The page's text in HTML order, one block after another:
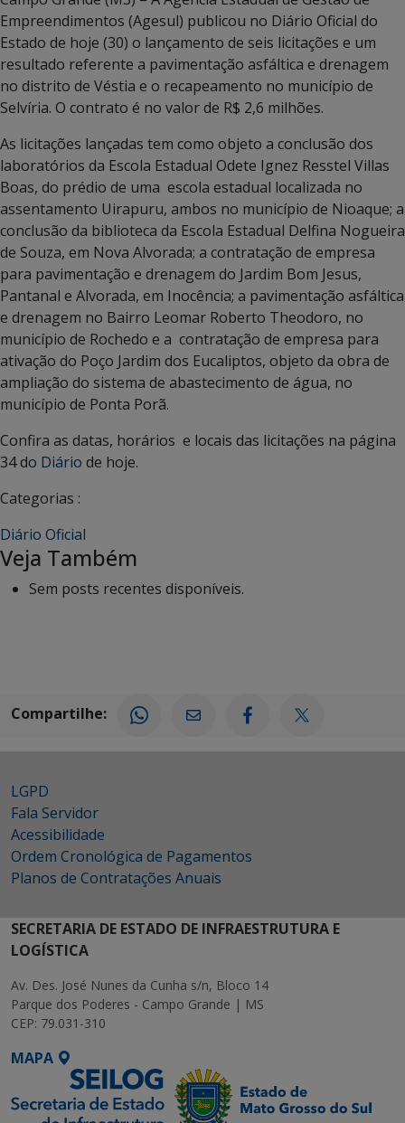
Empreendimentos (Agesul) publicou no Diário Oficial do
Estado de hoje (30) o lançamento de seis licitações e um
resultado referente a pavimentação asfáltica e drenagem
no distrito de Véstia e o recapeamento no município de
Selvíria. O contrato é no valor de R$ 2,6 milhões.
As licitações lançadas tem como objeto a conclusão dos
laboratórios da Escola Estadual Odete Ignez Resstel Villas
Boas, do prédio de uma escola estadual localizada no
assentamento Uirapuru, ambos no município de Nioaque; a
conclusão da biblioteca da Escola Estadual Delfina Nogueira
de Souza, em Nova Alvorada; a contratação de empresa
para pavimentação e drenagem do Jardim Bom Jesus,
Pantanal e Alvorada, em Inocência; a pavimentação asfáltica
e drenagem no Bairro Leomar Roberto Theodoro, no
município de Rochedo e a contratação de empresa para
ativação do Poço Jardim dos Eucaliptos, objeto da obra de
ampliação do sistema de abastecimento de água, no
município de Ponta Porã.
Confira as datas, horários e locais das licitações na página
34 do Diário de hoje.
Categorias :
Diário Oficial
Veja Também
Sem posts recentes disponíveis.
Compartilhe:
LGPD
Fala Servidor
Acessibilidade
Ordem Cronológica de Pagamentos
Planos de Contratações Anuais
SECRETARIA DE ESTADO DE INFRAESTRUTURA E
LOGÍSTICA
Av. Des. José Nunes da Cunha s/n, Bloco 14
Parque dos Poderes - Campo Grande | MS
CEP: 79.031-310
MAPA